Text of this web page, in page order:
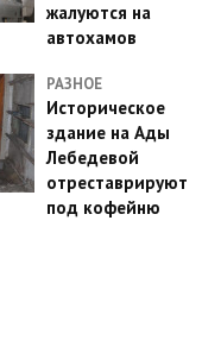
жалуются на
автохамов
РАЗНОЕ
Историческое
здание на Ады
Лебедевой
отреставрируют
под кофейню